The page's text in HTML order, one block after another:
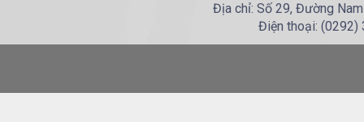
Địa chỉ: Số 29, Đường
Điện thoại: (0292)